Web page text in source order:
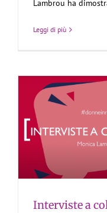
Lambrou ha
Leggi di più
Interviste a